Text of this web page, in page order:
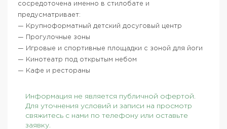
сосредоточена именно в стилобате и
предусматривает:
— Крупноформатный детский досуговый центр
— Прогулочные зоны
— Игровые и спортивные площадки с зоной для йоги
— Кинотеатр под открытым небом
— Кафе и рестораны
Информация не является публичной офертой.
Для уточнения условий и записи на просмотр
свяжитесь с нами по телефону или оставьте
заявку.